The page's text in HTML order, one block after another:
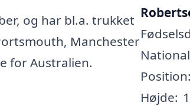
og har bl.a. trukket
Manchester
for Australien.
Position:
Højde: